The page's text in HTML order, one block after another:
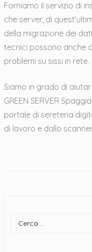
Forniamo il servizio di
che server, di
della migrazione dei
tecnici possono anche
problemi su sissi in rete.
Siamo in grado di
GREEN SERVER
portale di sereteria
di lavoro e dallo